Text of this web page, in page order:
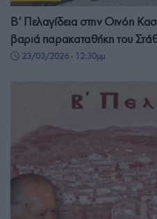
Β’ Πελαγίδεια στην Οινόη
βαριά παρακαταθήκη του
23/03/2026 - 12:30μμ